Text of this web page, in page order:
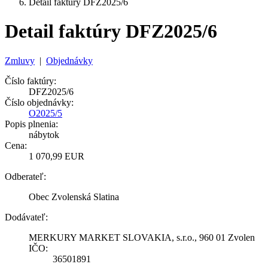
Detail faktúry DFZ2025/6
Detail faktúry DFZ2025/6
Zmluvy | Objednávky
Číslo faktúry:
DFZ2025/6
Číslo objednávky:
O2025/5
Popis plnenia:
nábytok
Cena:
1 070,99 EUR
Odberateľ:
Obec Zvolenská Slatina
Dodávateľ:
MERKURY MARKET SLOVAKIA, s.r.o., 960 01 Zvolen
IČO:
36501891